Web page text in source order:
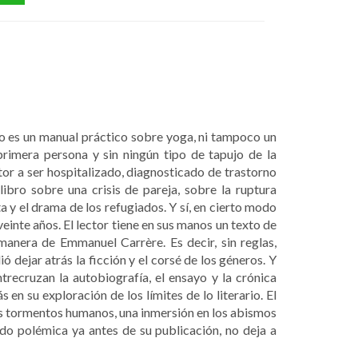
un manual práctico sobre yoga, ni tampoco un
persona y sin ningún tipo de tapujo de la
a ser hospitalizado, diagnosticado de trastorno
sobre una crisis de pareja, sobre la ruptura
el drama de los refugiados. Y sí, en cierto modo
años. El lector tiene en sus manos un texto de
de Emmanuel Carrère. Es decir, sin reglas,
dejar atrás la ficción y el corsé de los géneros. Y
la autobiografía, el ensayo y la crónica
en su exploración de los límites de lo literario. El
humanos, una inmersión en los abismos
polémica ya antes de su publicación, no deja a